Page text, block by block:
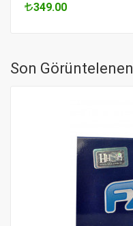
349.00
Son Görüntelenen